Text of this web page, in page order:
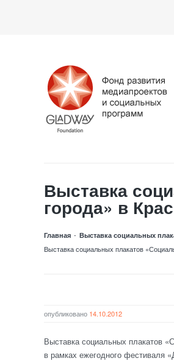
Выставка
города» в
Главная - Выставка социальных
Выставка социальных плакатов
опубликовано 14.10.2012
Выставка социальных плакатов
в рамках ежегодного фестиваля